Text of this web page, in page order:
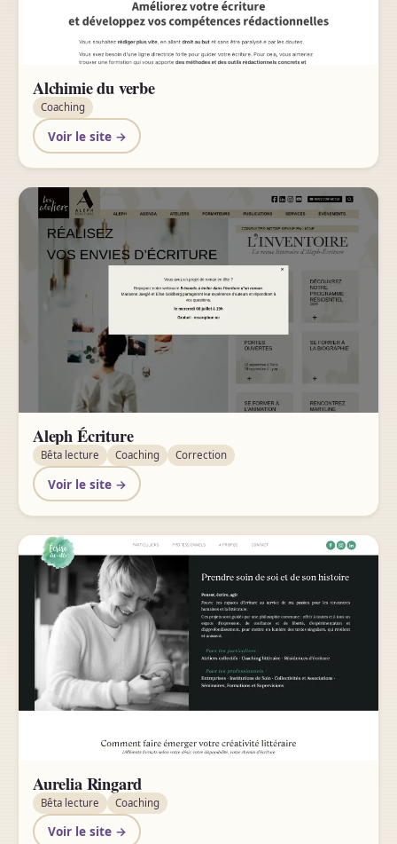
Alchimie du verbe
Coaching
Voir le site →
Aleph Écriture
Bêta lecture Coaching Correction
Voir le site →
Aurelia Ringard
Bêta lecture Coaching
Voir le site →